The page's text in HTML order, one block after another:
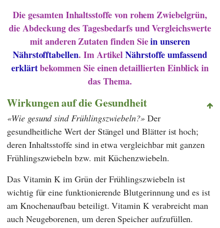
Die gesamten Inhaltsstoffe von rohem Zwiebelgrün,
die Abdeckung des Tagesbedarfs und Vergleichswerte
mit anderen Zutaten finden Siein unseren
Nährstofftabellen. Im ArtikelNährstoffe umfassend
erklärtbekommen Sie einen detaillierten Einblick in
das Thema.
Wirkungen auf die Gesundheit
Wie gesund sind Frühlingszwiebeln? Der
gesundheitliche Wert der Stängel und Blätter ist hoch;
deren Inhaltsstoffe sind in etwa vergleichbar mit ganzen
Frühlingszwiebeln bzw. mit Küchenzwiebeln.
Das Vitamin K im Grün der Frühlingszwiebeln ist
wichtig für eine funktionierende Blutgerinnung und es ist
am Knochenaufbau beteiligt. Vitamin K verabreicht man
auch Neugeborenen, um deren Speicher aufzufüllen.